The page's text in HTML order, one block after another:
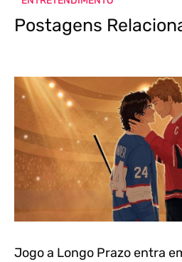
Postagens
Jogo a Longo Prazo entra